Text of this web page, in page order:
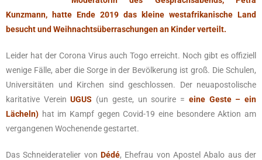
Kunzmann, hatte Ende 2019 das kleine westafrikanische Land
besucht und Weihnachtsüberraschungen an Kinder verteilt.
Leider hat der Corona Virus auch Togo erreicht. Noch gibt es offiziell
wenige Fälle, aber die Sorge in der Bevölkerung ist groß. Die Schulen,
Universitäten und Kirchen sind geschlossen. Der neuapostolische
karitative VereinUGUS (un geste, un sourire = eine Geste – ein
Lächeln) hat im Kampf gegen Covid-19 eine besondere Aktion am
vergangenen Wochenende gestartet.
Das Schneideratelier von Dédé, Ehefrau von Apostel Abalo aus der